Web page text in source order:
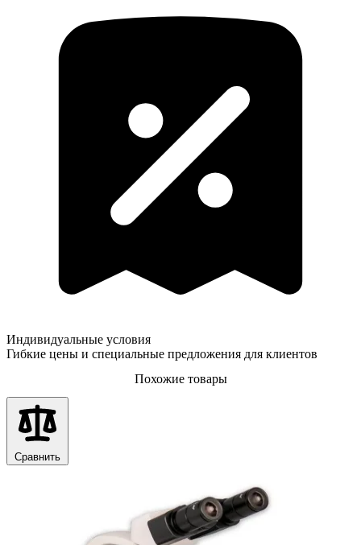
Индивидуальные условия
Гибкие цены и специальные предложения для клиентов
Похожие товары
Сравнить